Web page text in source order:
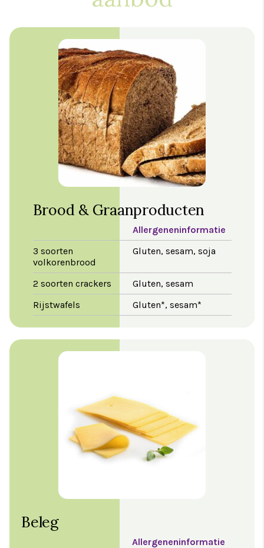
Brood & Graanproducten
Allergeneninformatie
3 soorten
volkorenbrood
Gluten, sesam, soja
2 soorten crackers
Gluten, sesam
Rijstwafels
Gluten*, sesam*
Beleg
Allergeneninformatie